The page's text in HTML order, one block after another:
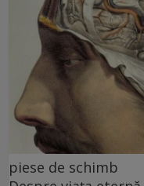
piese de schimb